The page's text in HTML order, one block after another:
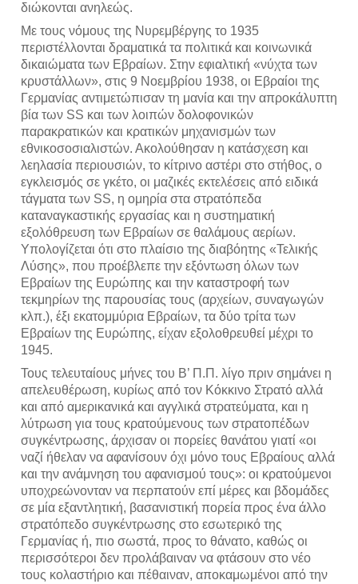
διώκονται ανηλεώς.
Με τους νόμους της Νυρεμβέργης το 1935
περιστέλλονται δραματικά τα πολιτικά και κοινωνικά
δικαιώματα των Εβραίων. Στην εφιαλτική «νύχτα των
κρυστάλλων», στις 9 Νοεμβρίου 1938, οι Εβραίοι της
Γερμανίας αντιμετώπισαν τη μανία και την απροκάλυπτη
βία των SS και των λοιπών δολοφονικών
παρακρατικών και κρατικών μηχανισμών των
εθνικοσοσιαλιστών. Ακολούθησαν η κατάσχεση και
λεηλασία περιουσιών, το κίτρινο αστέρι στο στήθος, ο
εγκλεισμός σε γκέτο, οι μαζικές εκτελέσεις από ειδικά
τάγματα των SS, η ομηρία στα στρατόπεδα
καταναγκαστικής εργασίας και η συστηματική
εξολόθρευση των Εβραίων σε θαλάμους αερίων.
Υπολογίζεται ότι στο πλαίσιο της διαβόητης «Τελικής
Λύσης», που προέβλεπε την εξόντωση όλων των
Εβραίων της Ευρώπης και την καταστροφή των
τεκμηρίων της παρουσίας τους (αρχείων, συναγωγών
κλπ.), έξι εκατομμύρια Εβραίων, τα δύο τρίτα των
Εβραίων της Ευρώπης, είχαν εξολοθρευθεί μέχρι το
1945.
Τους τελευταίους μήνες του Β’ Π.Π. λίγο πριν σημάνει η
απελευθέρωση, κυρίως από τον Κόκκινο Στρατό αλλά
και από αμερικανικά και αγγλικά στρατεύματα, και η
λύτρωση για τους κρατούμενους των στρατοπέδων
συγκέντρωσης, άρχισαν οι πορείες θανάτου γιατί «οι
ναζί ήθελαν να αφανίσουν όχι μόνο τους Εβραίους αλλά
και την ανάμνηση του αφανισμού τους»: οι κρατούμενοι
υποχρεώνονταν να περπατούν επί μέρες και βδομάδες
σε μία εξαντλητική, βασανιστική πορεία προς ένα άλλο
στρατόπεδο συγκέντρωσης στο εσωτερικό της
Γερμανίας ή, πιο σωστά, προς το θάνατο, καθώς οι
περισσότεροι δεν προλάβαιναν να φτάσουν στο νέο
τους κολαστήριο και πέθαιναν, αποκαμωμένοι από την